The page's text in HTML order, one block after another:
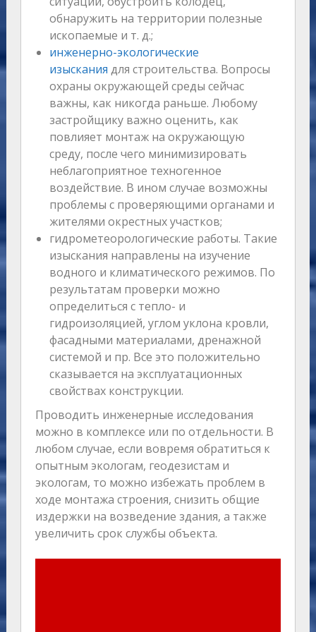
обнаружить на территории полезные
ископаемые и т. д.;
инженерно-экологические
изыскания для строительства. Вопросы
охраны окружающей среды сейчас
важны, как никогда раньше. Любому
застройщику важно оценить, как
повлияет монтаж на окружающую
среду, после чего минимизировать
неблагоприятное техногенное
воздействие. В ином случае возможны
проблемы с проверяющими органами и
жителями окрестных участков;
гидрометеорологические работы. Такие
изыскания направлены на изучение
водного и климатического режимов. По
результатам проверки можно
определиться с тепло- и
гидроизоляцией, углом уклона кровли,
фасадными материалами, дренажной
системой и пр. Все это положительно
сказывается на эксплуатационных
свойствах конструкции.
Проводить инженерные исследования
можно в комплексе или по отдельности. В
любом случае, если вовремя обратиться к
опытным экологам, геодезистам и
экологам, то можно избежать проблем в
ходе монтажа строения, снизить общие
издержки на возведение здания, а также
увеличить срок службы объекта.